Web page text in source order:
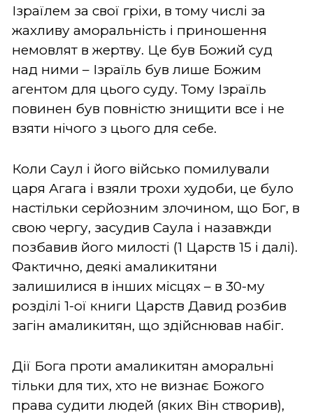
Ізраїлем за свої гріхи, в тому числі за
жахливу аморальність і приношення
немовлят в жертву. Це був Божий суд
над ними – Ізраїль був лише Божим
агентом для цього суду. Тому Ізраїль
повинен був повністю знищити все і не
взяти нічого з цього для себе.
Коли Саул і його військо помилували
царя Агага і взяли трохи худоби, це було
настільки серйозним злочином, що Бог, в
свою чергу, засудив Саула і назавжди
позбавив його милості (1 Царств 15 і далі).
Фактично, деякі амаликитяни
залишилися в інших місцях – в 30-му
розділі 1-ої книги Царств Давид розбив
загін амаликитян, що здійснював набіг.
Дії Бога проти амаликитян аморальні
тільки для тих, хто не визнає Божого
права судити людей (яких Він створив),